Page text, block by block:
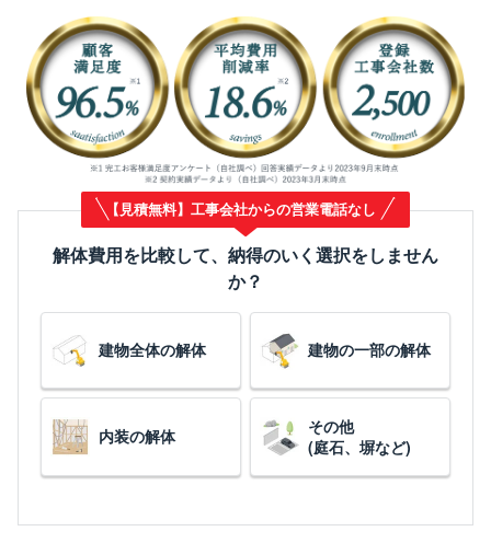
【見積無料】工事会社からの営業電話なし
解体費用を比較して、納得のいく選択をしません
か？
建物全体の解体 建物の一部の解体
内装の解体
その他
(庭石、塀など)